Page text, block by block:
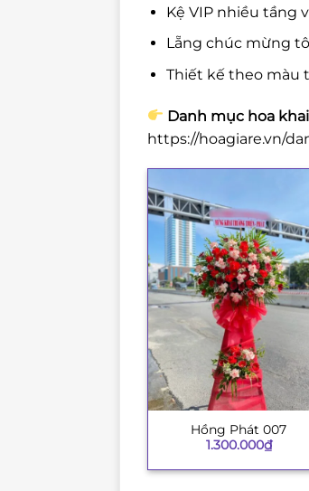
Kệ VIP nhiều tầng
Lẵng chúc mừng
Thiết kế theo màu
Danh mục hoa
https://hoagiare.vn/
Hồng Phát 007
1.300.000₫